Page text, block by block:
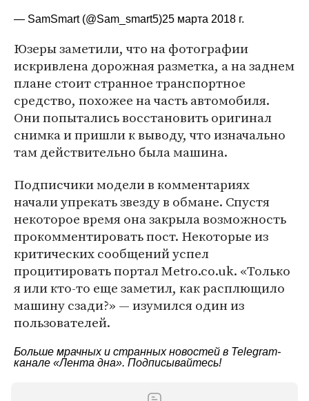
— SamSmart (@Sam_smart5)25 марта 2018 г.
Юзеры заметили, что на фотографии
искривлена дорожная разметка, а на заднем
плане стоит странное транспортное
средство, похожее на часть автомобиля.
Они попытались восстановить оригинал
снимка и пришли к выводу, что изначально
там действительно была машина.
Подписчики модели в комментариях
начали упрекать звезду в обмане. Спустя
некоторое время она закрыла возможность
прокомментировать пост. Некоторые из
критических сообщений успел
процитировать портал Metro.co.uk. «Только
я или кто-то еще заметил, как расплющило
машину сзади?» — изумился один из
пользователей.
Больше мрачных и странных новостей в Telegram-
канале «Лента дна». Подписывайтесь!